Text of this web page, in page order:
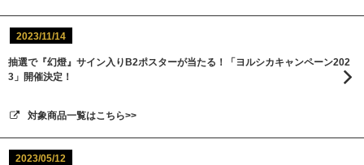
2023/11/14
抽選で『幻燈』サイン入りB2ポスターが当たる！「ヨルシカキャンペーン202
3」開催決定！
対象商品一覧はこちら>>
2023/05/12